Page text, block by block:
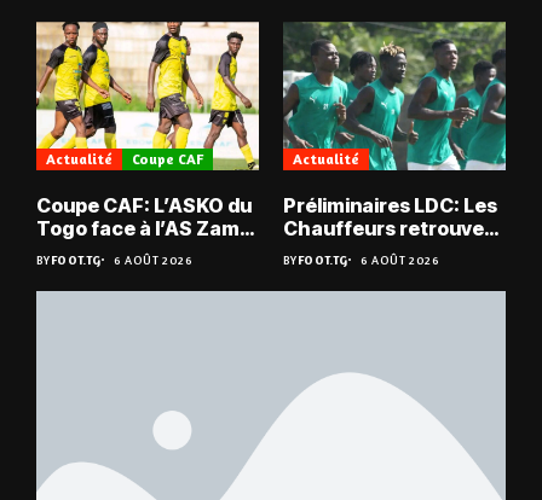
Actualité Coupe CAF
Coupe CAF: L’ASKO du
Togo face à l’AS Zam
du Niger
BYFOOT.TG 6 AOÛT 2026
Actualité
Préliminaires LDC: Les
Chauffeurs retrouvent
les Mimos
BYFOOT.TG 6 AOÛT 2026